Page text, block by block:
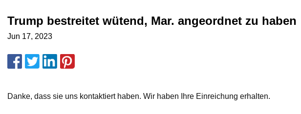
Trump bestreitet wütend, Mar. angeordnet zu haben
Jun 17, 2023
Danke, dass sie uns kontaktiert haben. Wir haben Ihre Einreichung erhalten.